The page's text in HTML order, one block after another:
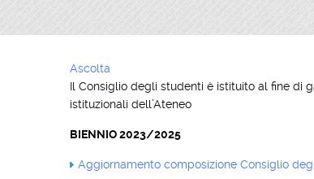
Ascolta
Il Consiglio degli studenti è istituito al fine di
istituzionali dell’Ateneo
BIENNIO 2023/2025
Aggiornamento composizione Consiglio